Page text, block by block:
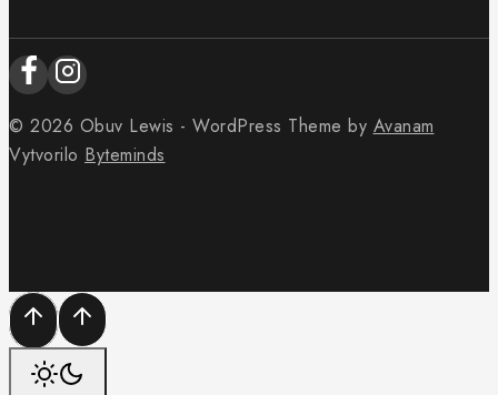
© 2026 Obuv Lewis - WordPress Theme by Avanam
Vytvorilo Byteminds